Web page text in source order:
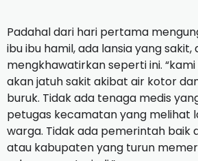
Padahal dari hari pertama
ibu ibu hamil, ada lansia yang sakit,
mengkhawatirkan seperti ini.
akan jatuh sakit akibat air kotor
buruk. Tidak ada tenaga medis
petugas kecamatan yang melihat
warga. Tidak ada pemerintah baik
atau kabupaten yang turun